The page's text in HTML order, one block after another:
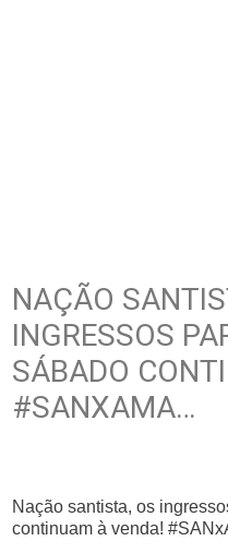
NAÇÃO
INGRESSOS
SÁBADO
#SANXAMA…
Nação santista, os
continuam à venda!